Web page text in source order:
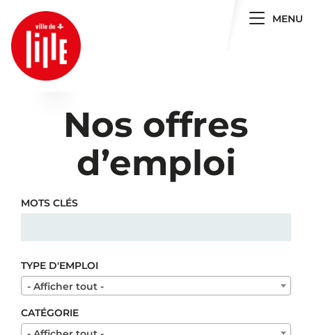
Toggle
MENU
Nos offres
d’emploi
MOTS CLÉS
TYPE D'EMPLOI
- Afficher tout -
CATÉGORIE